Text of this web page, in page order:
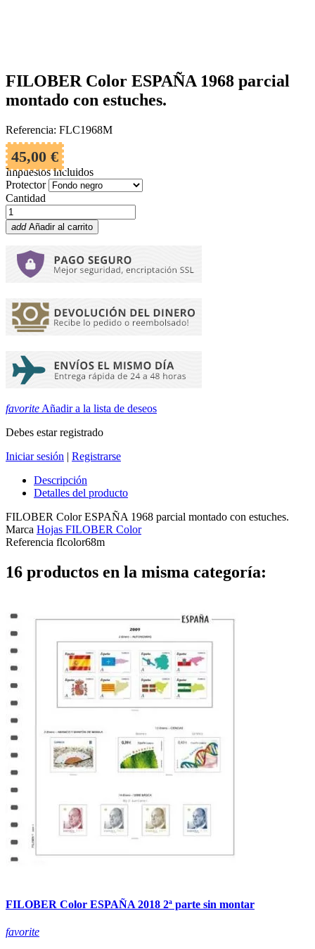
FILOBER Color ESPAÑA 1968 parcial
montado con estuches.
Referencia: FLC1968M
45,00 €
Impuestos incluidos
Protector
Cantidad
add Añadir al carrito
favorite Añadir a la lista de deseos
Debes estar registrado
Iniciar sesión | Registrarse
Descripción
Detalles del producto
FILOBER Color ESPAÑA 1968 parcial montado con estuches.
Marca Hojas FILOBER Color
Referencia flcolor68m
16 productos en la misma categoría:
FILOBER Color ESPAÑA 2018 2ª parte sin montar
favorite